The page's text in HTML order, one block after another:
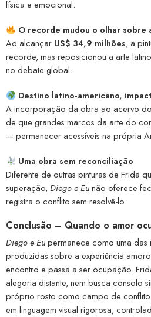
física e emocional.
O recorde mudou o olhar sobre
Ao alcançar US$ 34,9 milhões, a
recorde, mas reposicionou a arte
no debate global.
Destino latino-americano,
A incorporação da obra ao acervo do
de que grandes marcos da arte do
— permanecer acessíveis na própria
Uma obra sem reconciliação
Diferente de outras pinturas de Frida
superação, Diego e Eunão oferece
registra o conflito sem resolvê-lo.
Conclusão – Quando o amor
Diego e Eupermanece como uma das
produzidas sobre a experiência
encontro e passa a ser ocupação.
alegoria distante, nem busca consolo
próprio rosto como campo de conflito
em linguagem visual rigorosa,